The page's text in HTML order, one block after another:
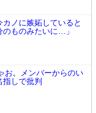
ノに嫉妬していると
ものみたいに…」
お。メンバーからのい
指しで批判